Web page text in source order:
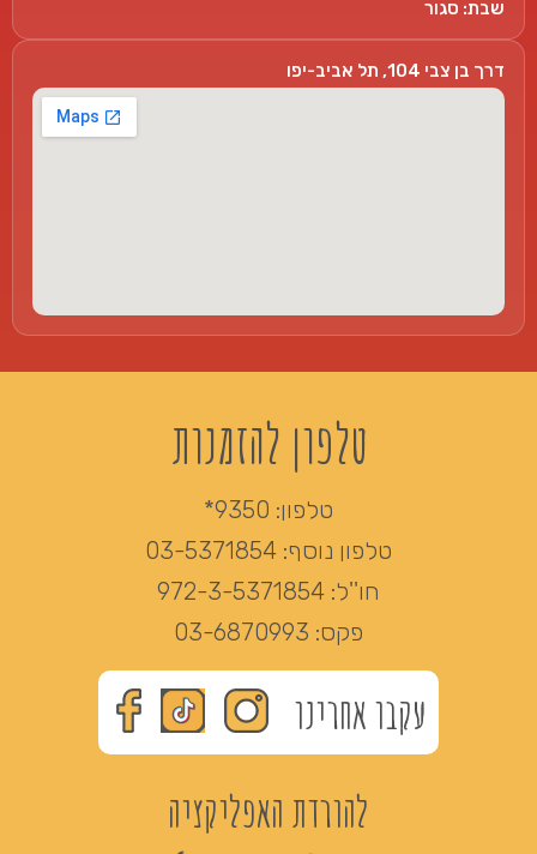
שבת: סגור
דרך בן צבי 104, תל אביב-יפו
טלפון להזמנות
טלפון: 9350*
טלפון נוסף: 03-5371854
חו''ל: 972-3-5371854
פקס: 03-6870993
עקבו אחרינו
להורדת האפליקציה